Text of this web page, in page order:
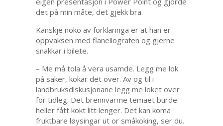
det på min måte, det gjekk bra.
Kanskje noko av forklaringa er at han er
oppvaksen med flanellografen og gjerne
snakkar i bilete.
– Me må tola å vera usamde. Legg me lok
på saker, kokar det over. Av og til i
landbruksdiskusjonane legg me loket over
for tidleg. Det brennvarme temaet burde
heller fått kokt litt lenger. Det kan koma
fruktbare løysingar ut or småkoking, ser du.